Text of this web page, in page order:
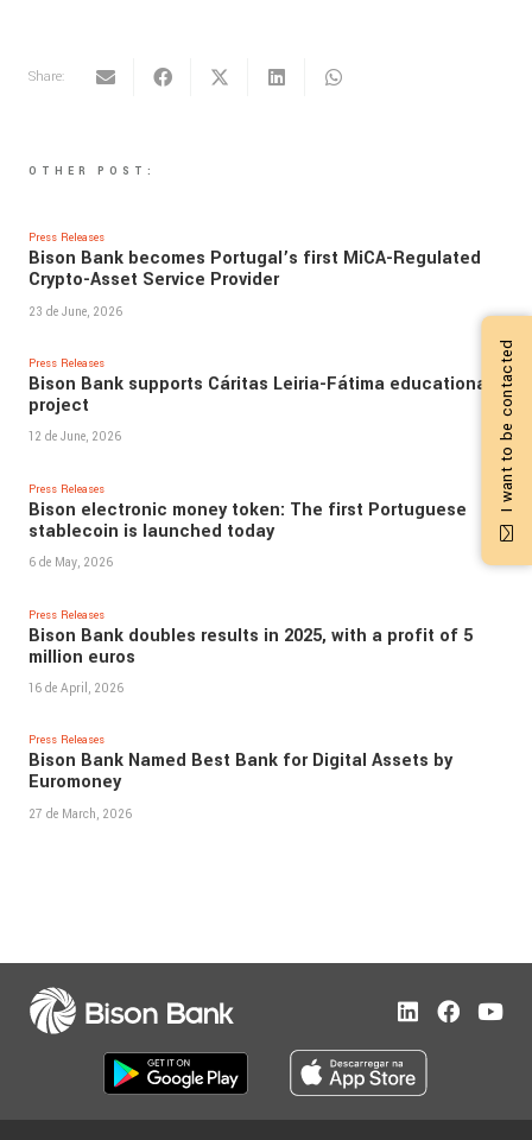
Share:
OTHER POST:
Press Releases
Bison Bank becomes Portugal’s first MiCA-Regulated
Crypto-Asset Service Provider
23 de June, 2026
Press Releases
Bison Bank supports Cáritas Leiria-Fátima educational
project
12 de June, 2026
Press Releases
Bison electronic money token: The first Portuguese
stablecoin is launched today
6 de May, 2026
Press Releases
Bison Bank doubles results in 2025, with a profit of 5
million euros
16 de April, 2026
Press Releases
Bison Bank Named Best Bank for Digital Assets by
Euromoney
27 de March, 2026
I want to be contacted